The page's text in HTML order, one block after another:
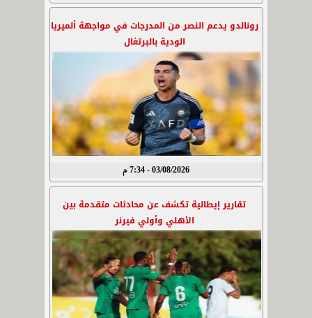
رونالدو يدعم النصر من المدرجات في مواجهة ألميريا
الودية بالبرتغال
03/08/2026 - 7:34 م
تقارير إيطالية تكشف عن محادثات متقدمة بين
الأهلي وأولي فيرنر